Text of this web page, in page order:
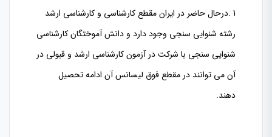
1 .درحال حاضر در ایران مقطع کارشناسی و کارشناسی ارشد
رشته شنوایی سنجی وجود دارد و دانش آموختگان کارشناسی
شنوایی سنجی با شرکت در آزمون کارشناسی ارشد و قبولی در
آن می توانند در مقطع فوق لیسانس آن ادامه تحصیل
دهند.